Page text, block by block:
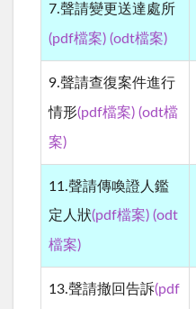
7.聲請變更送達處所
(pdf檔案) (odt檔案)
9.聲請查復案件進行
情形(pdf檔案) (odt檔
案)
11.聲請傳喚證人鑑
定人狀(pdf檔案) (odt
檔案)
13.聲請撤回告訴(pdf